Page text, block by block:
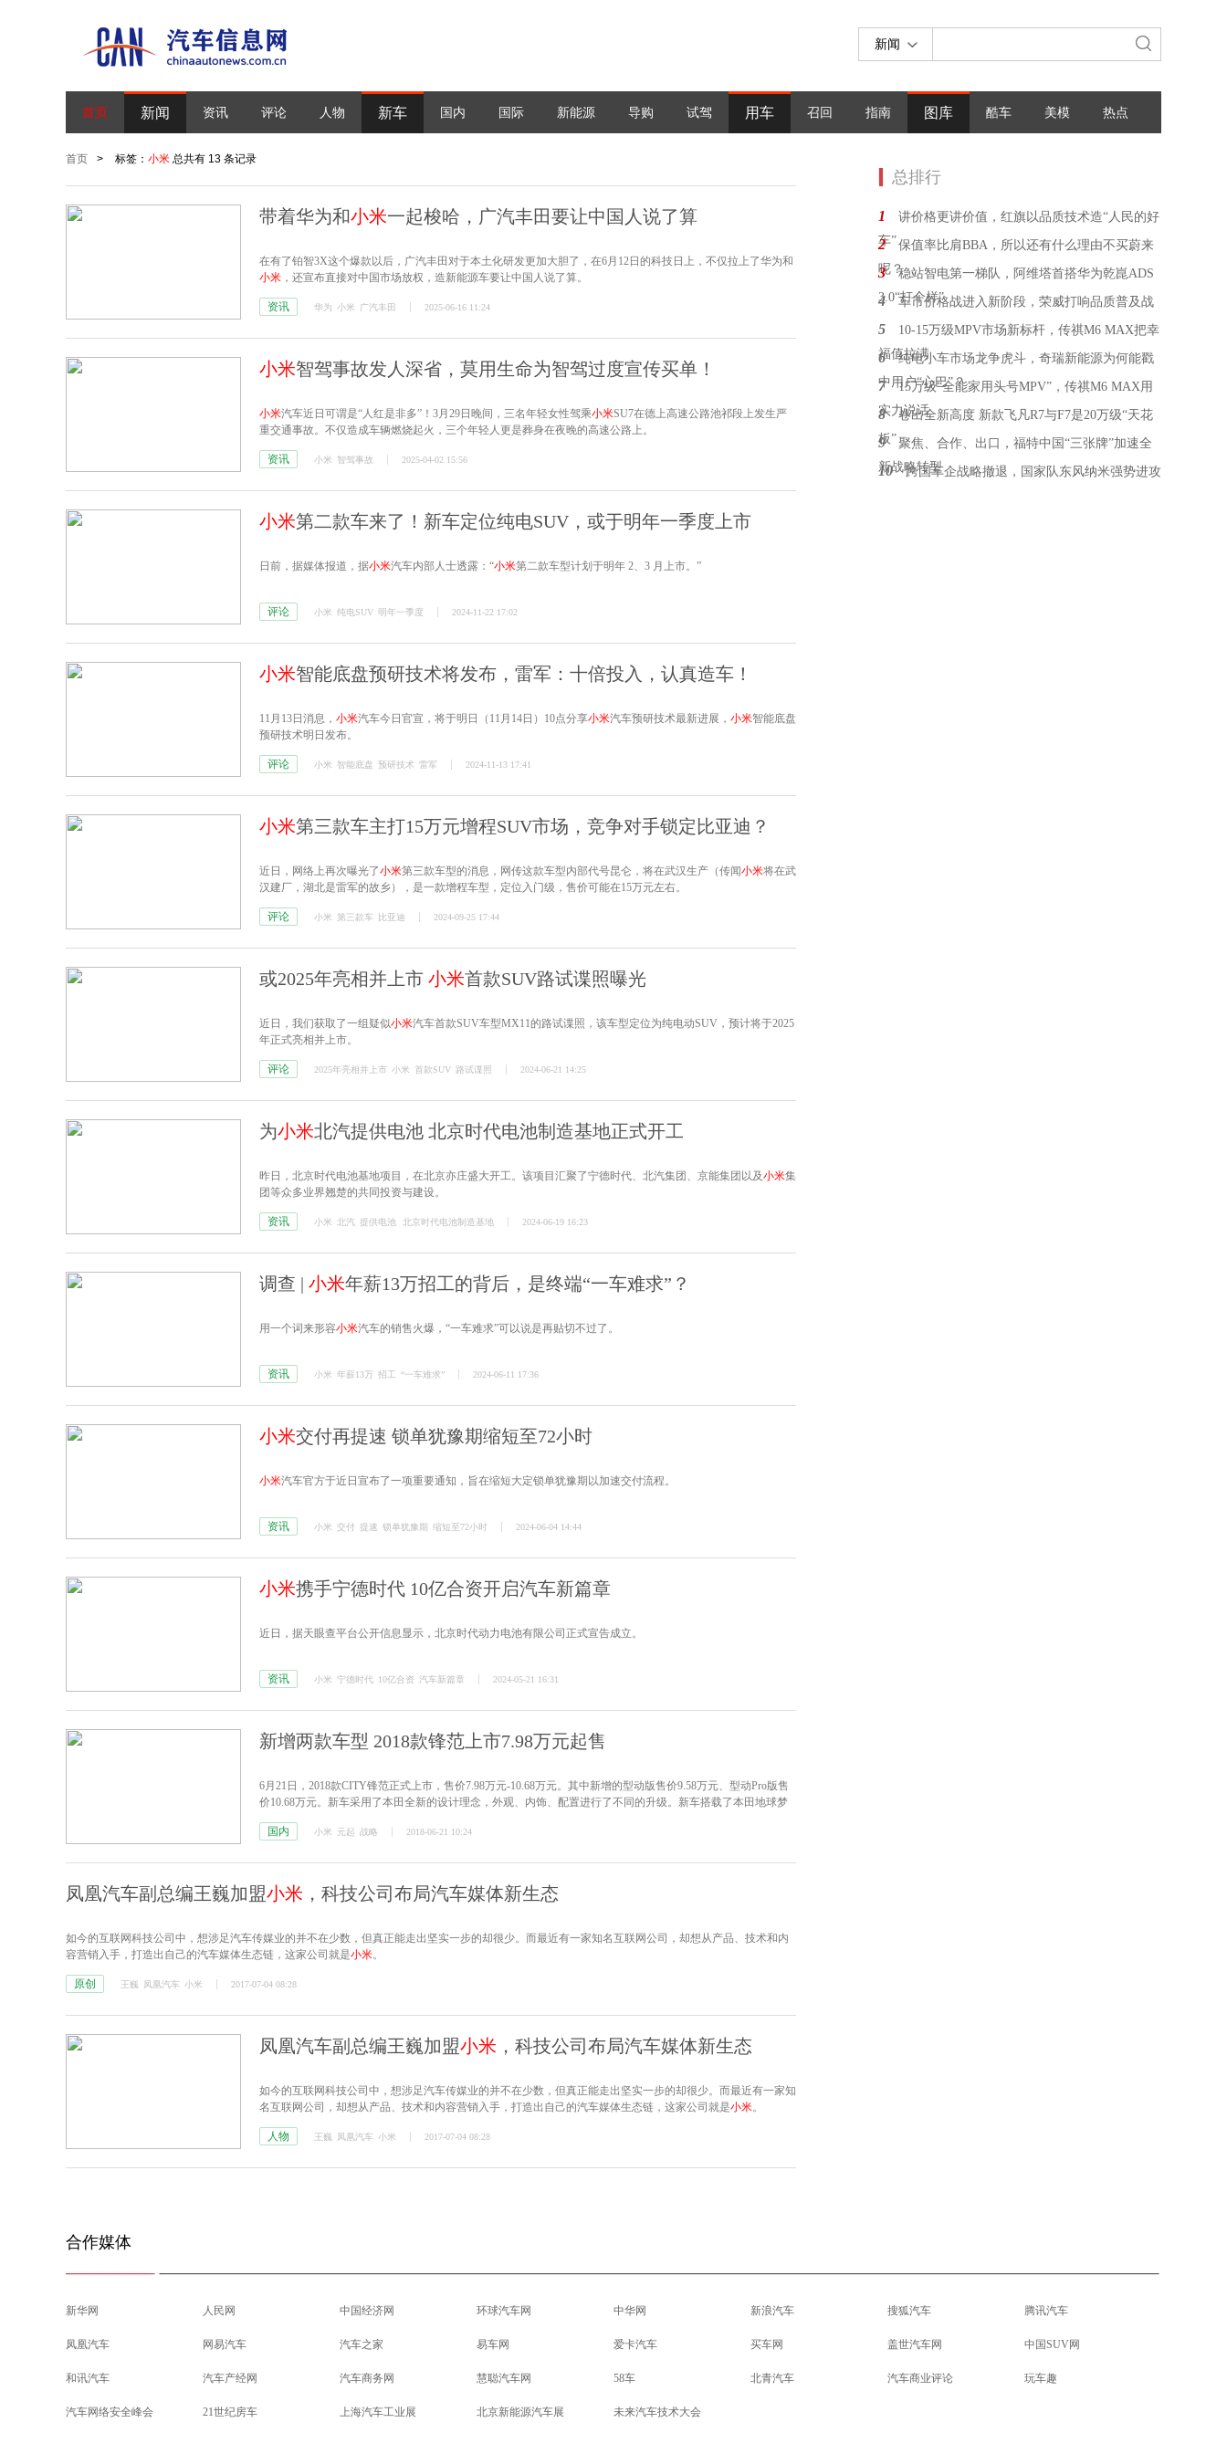
新闻
首页 新闻 资讯 评论 人物 新车 国内 国际 新能源 导购 试驾 用车 召回 指南 图库 酷车 美模 热点
首页 > 标签： 小米 总共有 13 条记录
带着华为和小米一起梭哈，广汽丰田要让中国人说了算
在有了铂智3X这个爆款以后，广汽丰田对于本土化研发更加大胆了，在6月12日的科技日上，不仅拉上了华为和
小米 ，还宣布直接对中国市场放权，造新能源车要让中国人说了算。
资讯 华为 小米 广汽丰田 2025-06-16 11:24
小米智驾事故发人深省，莫用生命为智驾过度宣传买单！
小米汽车近日可谓是“人红是非多”！3月29日晚间，三名年轻女性驾乘小米SU7在德上高速公路池祁段上发生严
重交通事故。不仅造成车辆燃烧起火，三个年轻人更是葬身在夜晚的高速公路上。
资讯 小米 智驾事故 2025-04-02 15:56
小米第二款车来了！新车定位纯电SUV，或于明年一季度上市
日前，据媒体报道，据小米汽车内部人士透露：“小米第二款车型计划于明年 2、3 月上市。”
评论 小米 纯电SUV 明年一季度 2024-11-22 17:02
小米智能底盘预研技术将发布，雷军：十倍投入，认真造车！
11月13日消息， 小米汽车今日官宣，将于明日（11月14日）10点分享小米汽车预研技术最新进展， 小米智能底盘
预研技术明日发布。
评论 小米 智能底盘 预研技术 雷军 2024-11-13 17:41
小米第三款车主打15万元增程SUV市场，竞争对手锁定比亚迪？
近日，网络上再次曝光了小米第三款车型的消息，网传这款车型内部代号昆仑，将在武汉生产（传闻小米将在武
汉建厂，湖北是雷军的故乡），是一款增程车型，定位入门级，售价可能在15万元左右。
评论 小米 第三款车 比亚迪 2024-09-25 17:44
或2025年亮相并上市 小米首款SUV路试谍照曝光
近日，我们获取了一组疑似小米汽车首款SUV车型MX11的路试谍照，该车型定位为纯电动SUV，预计将于2025
年正式亮相并上市。
评论 2025年亮相并上市 小米 首款SUV 路试谍照 2024-06-21 14:25
为小米北汽提供电池 北京时代电池制造基地正式开工
昨日，北京时代电池基地项目，在北京亦庄盛大开工。该项目汇聚了宁德时代、北汽集团、京能集团以及小米集
团等众多业界翘楚的共同投资与建设。
资讯 小米 北汽 提供电池 北京时代电池制造基地 2024-06-19 16:23
调查 | 小米年薪13万招工的背后，是终端“一车难求”？
用一个词来形容小米汽车的销售火爆，“一车难求”可以说是再贴切不过了。
资讯 小米 年薪13万 招工 “一车难求” 2024-06-11 17:36
小米交付再提速 锁单犹豫期缩短至72小时
小米汽车官方于近日宣布了一项重要通知，旨在缩短大定锁单犹豫期以加速交付流程。
资讯 小米 交付 提速 锁单犹豫期 缩短至72小时 2024-06-04 14:44
小米携手宁德时代 10亿合资开启汽车新篇章
近日，据天眼查平台公开信息显示，北京时代动力电池有限公司正式宣告成立。
资讯 小米 宁德时代 10亿合资 汽车新篇章 2024-05-21 16:31
新增两款车型 2018款锋范上市7.98万元起售
6月21日，2018款CITY锋范正式上市，售价7.98万元-10.68万元。其中新增的型动版售价9.58万元、型动Pro版售
价10.68万元。新车采用了本田全新的设计理念，外观、内饰、配置进行了不同的升级。新车搭载了本田地球梦
国内
小米 元起 战略 2018-06-21 10:24
凤凰汽车副总编王巍加盟小米 ，科技公司布局汽车媒体新生态
如今的互联网科技公司中，想涉足汽车传媒业的并不在少数，但真正能走出坚实一步的却很少。而最近有一家知名互联网公司，却想从产品、技术和内
容营销入手，打造出自己的汽车媒体生态链，这家公司就是小米。
原创 王巍 凤凰汽车 小米 2017-07-04 08:28
凤凰汽车副总编王巍加盟小米 ，科技公司布局汽车媒体新生态
如今的互联网科技公司中，想涉足汽车传媒业的并不在少数，但真正能走出坚实一步的却很少。而最近有一家知
名互联网公司，却想从产品、技术和内容营销入手，打造出自己的汽车媒体生态链，这家公司就是小米。
人物 王巍 凤凰汽车 小米 2017-07-04 08:28
总排行
1
讲价格更讲价值，红旗以品质技术造“人民的好
车”
2
保值率比肩BBA，所以还有什么理由不买蔚来
呢？
3
稳站智电第一梯队，阿维塔首搭华为乾崑ADS
3.0“打个样”
4 车市价格战进入新阶段，荣威打响品质普及战
5
10-15万级MPV市场新标杆，传祺M6 MAX把幸
福值拉满
6
纯电小车市场龙争虎斗，奇瑞新能源为何能戳
中用户“心巴”？
7
15万级“全能家用头号MPV”，传祺M6 MAX用
实力说话
8
卷出全新高度 新款飞凡R7与F7是20万级“天花
板”
9
聚焦、合作、出口，福特中国“三张牌”加速全
新战略转型
10 跨国车企战略撤退，国家队东风纳米强势进攻
合作媒体
新华网 人民网 中国经济网 环球汽车网 中华网 新浪汽车 搜狐汽车 腾讯汽车
凤凰汽车 网易汽车 汽车之家 易车网 爱卡汽车 买车网 盖世汽车网 中国SUV网
和讯汽车 汽车产经网 汽车商务网 慧聪汽车网 58车 北青汽车 汽车商业评论 玩车趣
汽车网络安全峰会 21世纪房车 上海汽车工业展 北京新能源汽车展 未来汽车技术大会